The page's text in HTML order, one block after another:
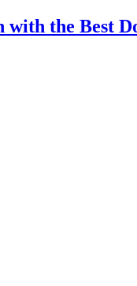
with the Best